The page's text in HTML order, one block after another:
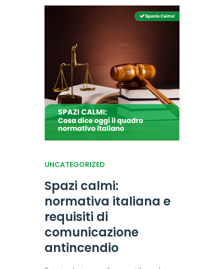
UNCATEGORIZED
Spazi calmi:
normativa italiana e
requisiti di
comunicazione
antincendio